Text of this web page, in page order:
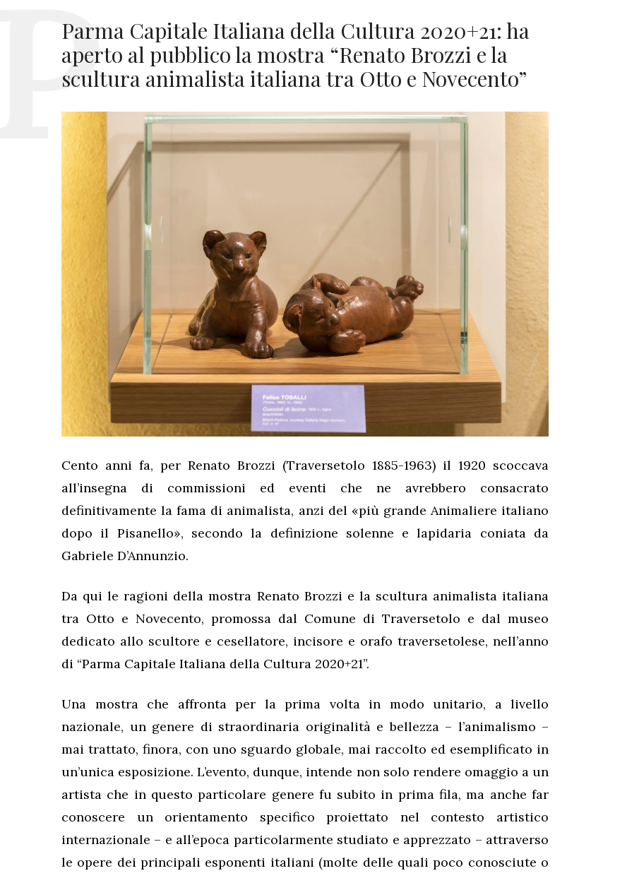
Parma Capitale Italiana della Cultura 2020+21: ha
aperto al pubblico la mostra “Renato Brozzi e la
scultura animalista italiana tra Otto e Novecento”
Cento anni fa, per Renato Brozzi (Traversetolo 1885-1963) il 1920 scoccava
all’insegna di commissioni ed eventi che ne avrebbero consacrato
definitivamente la fama di animalista, anzi del «più grande Animaliere italiano
dopo il Pisanello», secondo la definizione solenne e lapidaria coniata da
Gabriele D’Annunzio.
Da qui le ragioni della mostra Renato Brozzi e la scultura animalista italiana
tra Otto e Novecento, promossa dal Comune di Traversetolo e dal museo
dedicato allo scultore e cesellatore, incisore e orafo traversetolese, nell’anno
di “Parma Capitale Italiana della Cultura 2020+21”.
Una mostra che affronta per la prima volta in modo unitario, a livello
nazionale, un genere di straordinaria originalità e bellezza – l’animalismo –
mai trattato, finora, con uno sguardo globale, mai raccolto ed esemplificato in
un’unica esposizione. L’evento, dunque, intende non solo rendere omaggio a un
artista che in questo particolare genere fu subito in prima fila, ma anche far
conoscere un orientamento specifico proiettato nel contesto artistico
internazionale – e all’epoca particolarmente studiato e apprezzato – attraverso
le opere dei principali esponenti italiani (molte delle quali poco conosciute o